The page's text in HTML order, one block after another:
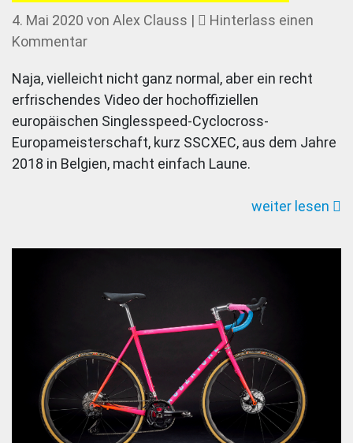
4. Mai 2020 von Alex Clauss |
Hinterlass einen
Kommentarfür
Monday:
Endliche
normale
Leute!
Naja, vielleicht nicht ganz normal, aber ein recht
erfrischendes Video der hochoffiziellen
europäischen Singlesspeed-Cyclocross-
Europameisterschaft, kurz SSCXEC, aus dem Jahre
2018 in Belgien, macht einfach Laune.
weiter lesen